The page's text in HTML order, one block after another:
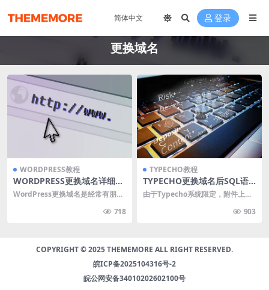
登录
更换域名
WORDPRESS教程
WORDPRESS更换域名详细教
程
WordPress更换域名是经常有朋友
遇到的一个问题，这对于有点技术718
TYPECHO教程
TYPECHO更换域名后SQL语
句更新数据库内容
由于Typecho系统限定，附件上传
后在日志中引用时通常是一个完整903
COPYRIGHT © 2025 THEMEMORE ALL RIGHT RESERVED.
皖ICP备2025104316号-2
皖公网安备34010202602100号